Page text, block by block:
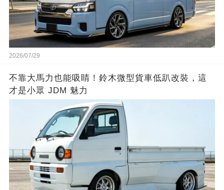
2026/07/29
不靠大馬力也能吸睛！鈴木微型貨車低趴改裝，這
才是小眾 JDM 魅力